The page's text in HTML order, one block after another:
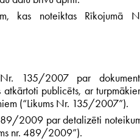
kas noteiktas Rīkojumā
135/2007 par
publicēts, ar
(“Likums Nr. 135/2007”).
2009 par detalizēti
nr. 489/2009”).